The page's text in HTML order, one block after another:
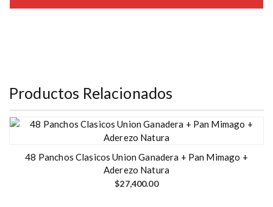
Productos Relacionados
48 Panchos Clasicos Union Ganadera + Pan Mimago +
Aderezo Natura
$27,400.00